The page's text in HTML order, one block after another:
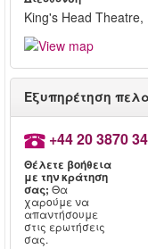
King's Head
Εξυπηρέτηση
+44 20 3870
Θέλετε βοήθεια
με την κράτηση
σας; Θα
χαρούμε να
απαντήσουμε
στις ερωτήσεις
σας.